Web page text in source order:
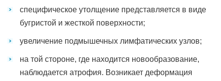
специфическое утолщение представляется в виде
бугристой и жесткой поверхности;
увеличение подмышечных лимфатических узлов;
на той стороне, где находится новообразование,
наблюдается атрофия. Возникает деформация